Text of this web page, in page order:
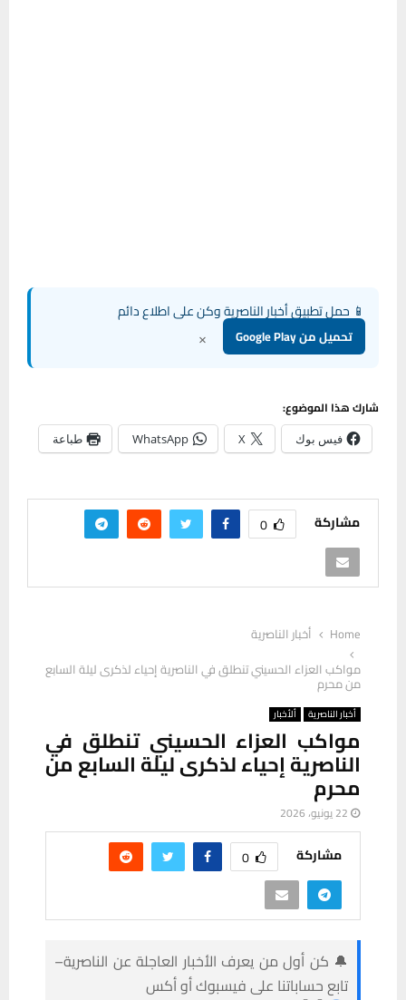
📱 حمل تطبيق أخبار الناصرية وكن على اطلاع دائم
تحميل من Google Play ×
شارك هذا الموضوع:
فيس بوك X
WhatsApp طباعة
مشاركة 0
Home
أخبار الناصرية
مواكب العزاء الحسيني تنطلق في الناصرية إحياء لذكرى ليلة السابع
من محرم
أخبار الناصرية ألأخبار
مواكب العزاء الحسيني تنطلق في
الناصرية إحياء لذكرى ليلة السابع من
محرم
22 يونيو، 2026
مشاركة 0
🔔 كن أول من يعرف الأخبار العاجلة عن الناصرية–
تابع حساباتنا على فيسبوك أو أكس